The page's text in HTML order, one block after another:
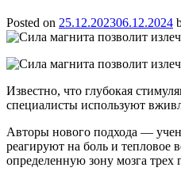
Posted on 25.12.202306.12.2024
Известно, что глубокая
специалисты используют
Авторы нового подхода —
реагируют на боль и
определенную зону мозга